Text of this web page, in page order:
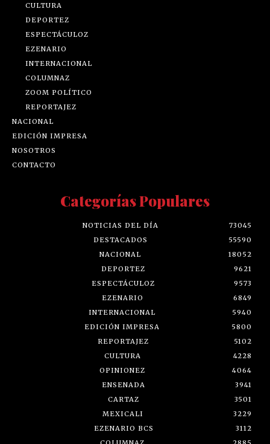
CULTURA
DEPORTEZ
ESPECTÁCULOZ
EZENARIO
INTERNACIONAL
COLUMNAZ
ZOOM POLÍTICO
REPORTAJEZ
NACIONAL
EDICIÓN IMPRESA
NOSOTROS
CONTACTO
Categorías Populares
NOTICIAS DEL DÍA
73045
DESTACADOS
55590
NACIONAL
18052
DEPORTEZ
9621
ESPECTÁCULOZ
9573
EZENARIO
6849
INTERNACIONAL
5940
EDICIÓN IMPRESA
5800
REPORTAJEZ
5102
CULTURA
4228
OPINIONEZ
4064
ENSENADA
3941
CARTAZ
3501
MEXICALI
3229
EZENARIO BCS
3112